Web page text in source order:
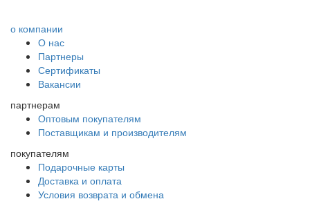
о компании
О нас
Партнеры
Сертификаты
Вакансии
партнерам
Оптовым покупателям
Поставщикам и производителям
покупателям
Подарочные карты
Доставка и оплата
Условия возврата и обмена